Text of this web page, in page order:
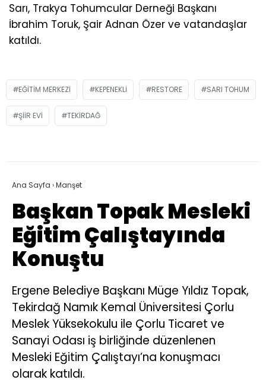
Sarı, Trakya Tohumcular Derneği Başkanı
İbrahim Toruk, Şair Adnan Özer ve vatandaşlar
katıldı.
EĞITIM MERKEZI KEPENEKLI RESTORE SARI TOHUM
ŞIIR EVI TEKIRDAĞ
Ana Sayfa ›Manşet
Başkan Topak Mesleki
Eğitim Çalıştayında
Konuştu
Ergene Belediye Başkanı Müge Yıldız Topak,
Tekirdağ Namık Kemal Üniversitesi Çorlu
Meslek Yüksekokulu ile Çorlu Ticaret ve
Sanayi Odası iş birliğinde düzenlenen
Mesleki Eğitim Çalıştayı’na konuşmacı
olarak katıldı.